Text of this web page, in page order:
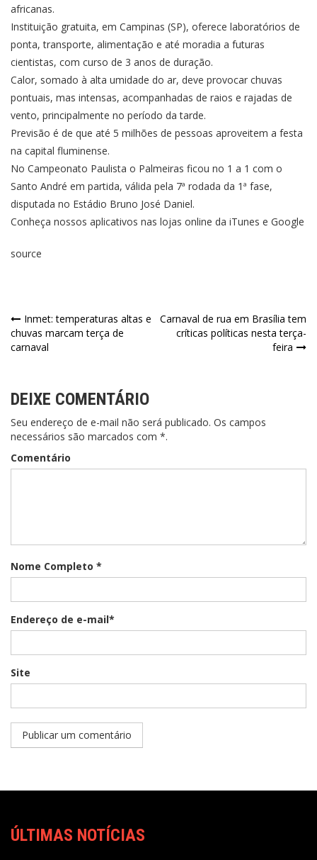
africanas.
Instituição gratuita, em Campinas (SP), oferece laboratórios de
ponta, transporte, alimentação e até moradia a futuras
cientistas, com curso de 3 anos de duração.
Calor, somado à alta umidade do ar, deve provocar chuvas
pontuais, mas intensas, acompanhadas de raios e rajadas de
vento, principalmente no período da tarde.
Previsão é de que até 5 milhões de pessoas aproveitem a festa
na capital fluminense.
No Campeonato Paulista o Palmeiras ficou no 1 a 1 com o
Santo André em partida, válida pela 7ª rodada da 1ª fase,
disputada no Estádio Bruno José Daniel.
Conheça nossos aplicativos nas lojas online da iTunes e Google
source
Inmet: temperaturas altas e
chuvas marcam terça de
carnaval
Carnaval de rua em Brasília tem
críticas políticas nesta terça-
feira
DEIXE COMENTÁRIO
Seu endereço de e-mail não será publicado. Os campos
necessários são marcados com *.
Comentário
Nome Completo *
Endereço de e-mail*
Site
ÚLTIMAS NOTÍCIAS